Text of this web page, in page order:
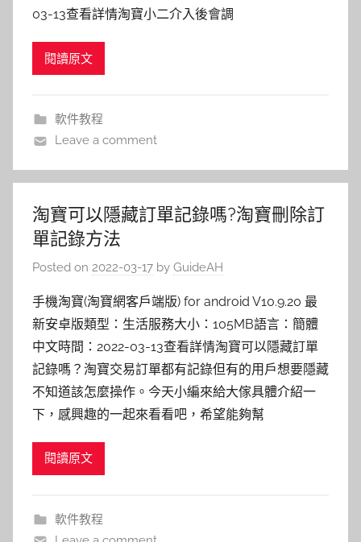
03-13查看詳情淘寶小二介入後會調
閱讀原文
軟件教程
Leave a comment
淘寶可以隱藏訂單記錄嗎?淘寶刪除訂
單記錄方法
Posted on 2022-03-17 by GuideAH
手機淘寶(淘寶網客戶端版) for android V10.9.20 最
新安卓版類型：生活服務大小：105MB語言：簡體
中文時間：2022-03-13查看詳情淘寶可以隱藏訂單
記錄嗎？淘寶交易訂單都有記錄但有的用戶想要隱藏
不知道該怎麼操作。今天小編來給大傢具體介紹一
下，感興趣的一起來看看吧，希望能夠幫
閱讀原文
軟件教程